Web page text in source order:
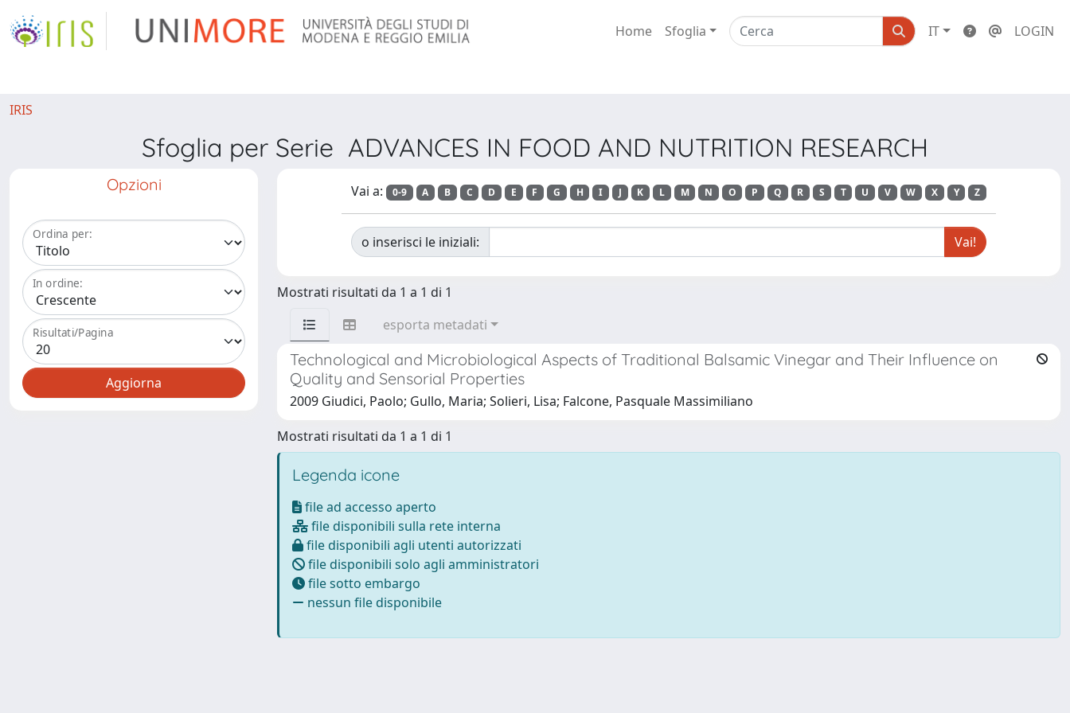
Home Sfoglia IT LOGIN
IRIS
Sfoglia per Serie ADVANCES IN FOOD AND NUTRITION RESEARCH
Opzioni
Ordina per:
In ordine:
Risultati/Pagina
Vai a: 0-9 A B C D E F G H I J K L M N O P Q R S T U V W X Y Z
o inserisci le iniziali:
Mostrati risultati da 1 a 1 di 1
esporta metadati
Technological and Microbiological Aspects of Traditional Balsamic Vinegar and Their Influence on
Quality and Sensorial Properties
2009 Giudici, Paolo; Gullo, Maria; Solieri, Lisa; Falcone, Pasquale Massimiliano
Mostrati risultati da 1 a 1 di 1
Legenda icone
file ad accesso aperto
file disponibili sulla rete interna
file disponibili agli utenti autorizzati
file disponibili solo agli amministratori
file sotto embargo
nessun file disponibile